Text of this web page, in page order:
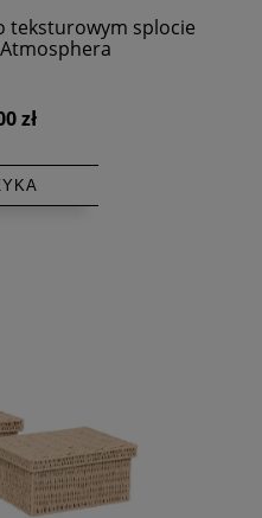
teksturowym splocie
zł